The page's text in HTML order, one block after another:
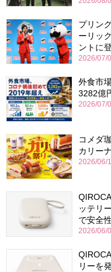
プリン
ーリッ
ントに
2026/07/
外食市
3282億
2026/07/
コメダ
カリー
2026/06/
ッテリ
で安全
2026/06/
リーを